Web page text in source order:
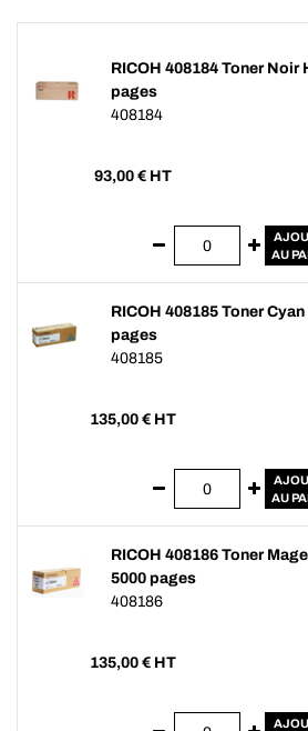
RICOH 408184 Toner Noir
pages
408184
93,00 € HT
AU
RICOH 408185 Toner
pages
408185
135,00 € HT
AU
RICOH 408186 Toner
5000 pages
408186
135,00 € HT